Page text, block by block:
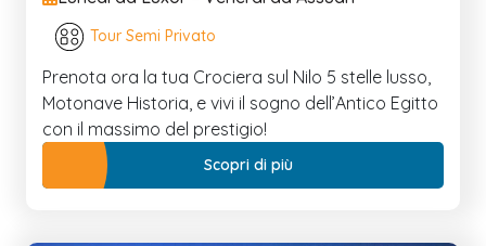
Tour Semi Privato
Prenota ora la tua Crociera sul Nilo 5 stelle lusso,
Motonave Historia, e vivi il sogno dell’Antico Egitto
con il massimo del prestigio!
Scopri di più